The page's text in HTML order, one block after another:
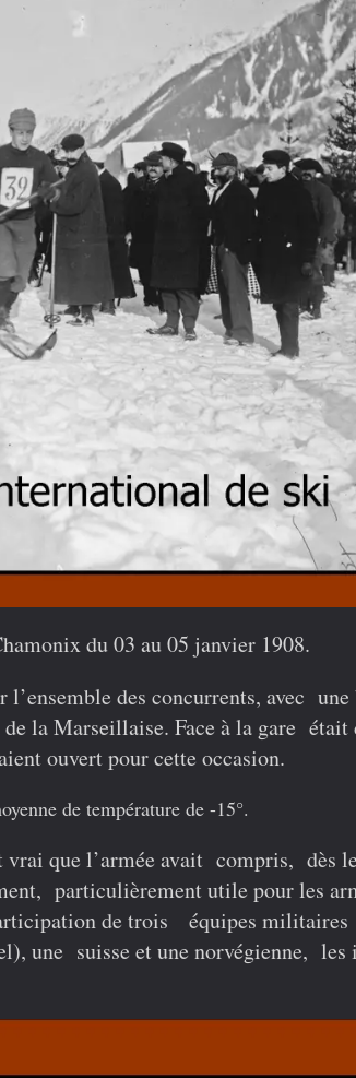
du 03 au 05 janvier 1908.
des concurrents, avec une
la Marseillaise. Face à la gare était
ouvert pour cette occasion.
de température de -15°.
vrai que l’armée avait compris, dès
particulièrement utile pour les
de trois équipes militaires
une suisse et une norvégienne, les